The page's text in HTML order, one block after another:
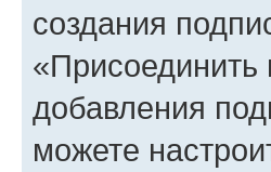
создания
добавления
можете